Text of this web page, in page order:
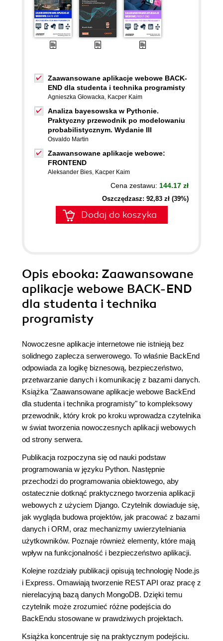
Zaawansowane aplikacje webowe BACK-
END dla studenta i technika programisty
Agnieszka Głowacka, Kacper Kaim
Analiza bayesowska w Pythonie.
Praktyczny przewodnik po modelowaniu
probabilistycznym. Wydanie III
Osvaldo Martin
Zaawansowane aplikacje webowe:
FRONTEND
Aleksander Bies, Kacper Kaim
Cena zestawu: 144.17 zł
Oszczędzasz: 92,83 zł (39%)
Dodaj do koszyka
Opis ebooka: Zaawansowane
aplikacje webowe BACK-END
dla studenta i technika
programisty
Nowoczesne aplikacje internetowe nie istnieją bez
solidnego zaplecza serwerowego. To właśnie BackEnd
odpowiada za logikę biznesową, bezpieczeństwo,
przetwarzanie danych i komunikację z bazami danych.
Książka "Zaawansowane aplikacje webowe BackEnd
dla studenta i technika programisty" to kompleksowy
przewodnik, który krok po kroku wprowadza czytelnika
w świat tworzenia nowoczesnych aplikacji webowych
od strony serwera.
Publikacja rozpoczyna się od nauki podstaw
programowania w języku Python. Następnie
przechodzi do programowania obiektowego, aby
ostatecznie dotknąć praktycznego tworzenia aplikacji
webowych z użyciem Django. Czytelnik dowiaduje się,
jak wygląda budowa projektów, jak pracować z bazami
danych i ORM, oraz mechanizmy uwierzytelniania
użytkowników. Poznaje również elementy, które mają
wpływ na funkcjonalność i bezpieczeństwo aplikacji.
Kolejne rozdziały publikacji opisują technologię Node.js
i Express. Omawiają tworzenie REST API oraz pracę z
nierelacyjną bazą danych MongoDB. Dzięki temu
czytelnik może zrozumieć różne podejścia do
BackEndu stosowane w prawdziwych projektach.
Książka koncentruje się na praktycznym podejściu.